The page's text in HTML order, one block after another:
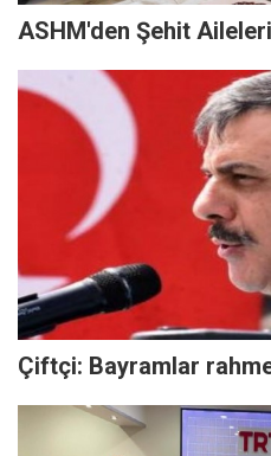
ASHM'den Şehit
Çiftçi: Bayramlar